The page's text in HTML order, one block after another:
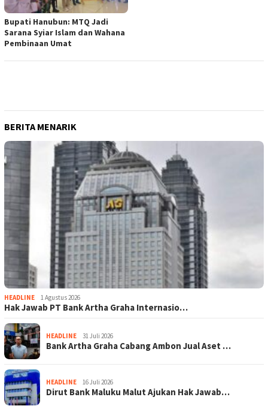
Bupati Hanubun: MTQ Jadi
Sarana Syiar Islam dan Wahana
Pembinaan Umat
BERITA MENARIK
HEADLINE 1 Agustus 2026
Hak Jawab PT Bank Artha Graha Internasio…
HEADLINE 31 Juli 2026
Bank Artha Graha Cabang Ambon Jual Aset …
HEADLINE 16 Juli 2026
Dirut Bank Maluku Malut Ajukan Hak Jawab…